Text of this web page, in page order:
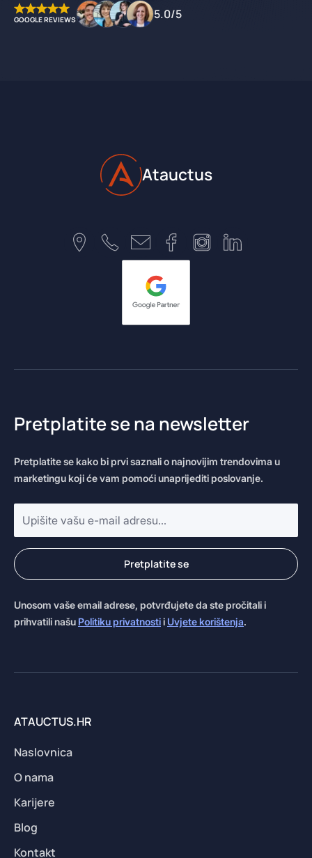
GOOGLE REVIEWS 5.0/5
Atauctus
Pretplatite se na newsletter
Pretplatite se kako bi prvi saznali o najnovijim trendovima u
marketingu koji će vam pomoći unaprijediti poslovanje.
E-
mail
adresa
*
Pretplatite se
Unosom vaše email adrese, potvrđujete da ste pročitali i
prihvatili našu Politiku privatnostii Uvjete korištenja.
ATAUCTUS.HR
Naslovnica
O nama
Karijere
Blog
Kontakt